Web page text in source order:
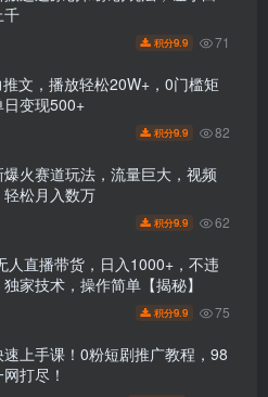
千
积分9.9 71
文，播放轻松20W+，0门槛矩
变现500+
积分9.9 82
火赛道玩法，流量巨大，视频
松月入数万
积分9.9 62
人直播带货，日入1000+，不违
家技术，操作简单【揭秘】
积分9.9 75
上手课！0粉短剧推广教程，98
打尽！